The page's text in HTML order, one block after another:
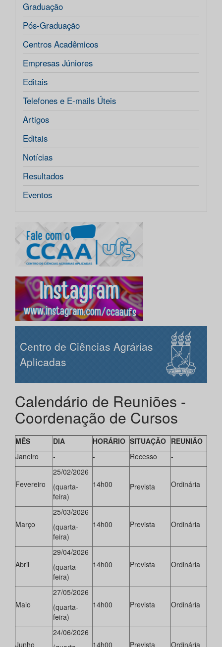
Graduação
Pós-Graduação
Centros Acadêmicos
Empresas Júniores
Editais
Telefones e E-mails Úteis
Artigos
Editais
Notícias
Resultados
Eventos
Centro de Ciências Agrárias
Aplicadas
Calendário de Reuniões -
Coordenação de Cursos
MÊS DIA HORÁRIO SITUAÇÃO REUNIÃO
Janeiro
- - Recesso -
Fevereiro
25/02/2026
(quarta-
feira)
14h00 Prevista Ordinária
Março
25/03/2026
(quarta-
feira)
14h00 Prevista Ordinária
Abril
29/04/2026
(quarta-
feira)
14h00 Prevista Ordinária
Maio
27/05/2026
(quarta-
feira)
14h00 Prevista Ordinária
Junho
24/06/2026
14h00 Prevista Ordinária